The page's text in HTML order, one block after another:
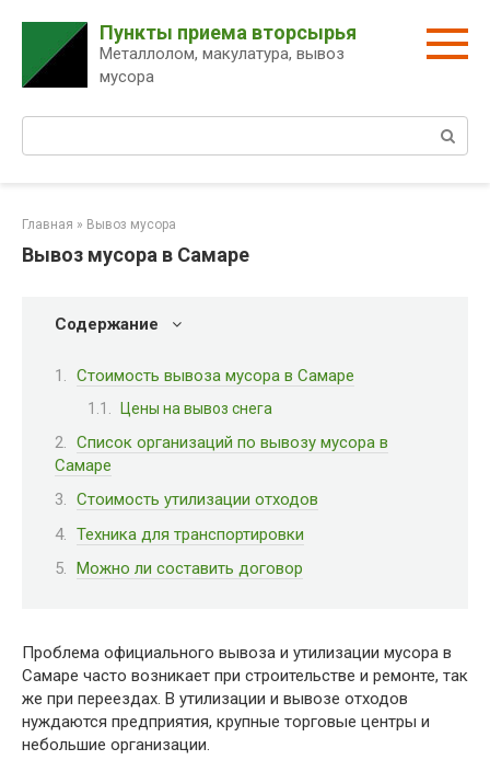
контенту
Пункты приема вторсырья
Металлолом, макулатура, вывоз
мусора
Главная » Вывоз мусора
Вывоз мусора в Самаре
Содержание
Стоимость вывоза мусора в Самаре
Цены на вывоз снега
Список организаций по вывозу мусора в
Самаре
Стоимость утилизации отходов
Техника для транспортировки
Можно ли составить договор
Проблема официального вывоза и утилизации мусора в
Самаре часто возникает при строительстве и ремонте, так
же при переездах. В утилизации и вывозе отходов
нуждаются предприятия, крупные торговые центры и
небольшие организации.